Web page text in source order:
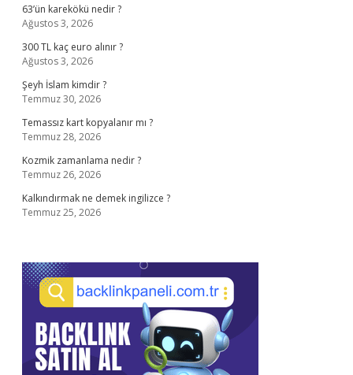
63’ün karekökü nedir ?
Ağustos 3, 2026
300 TL kaç euro alınır ?
Ağustos 3, 2026
Şeyh İslam kimdir ?
Temmuz 30, 2026
Temassız kart kopyalanır mı ?
Temmuz 28, 2026
Kozmik zamanlama nedir ?
Temmuz 26, 2026
Kalkındırmak ne demek ingilizce ?
Temmuz 25, 2026